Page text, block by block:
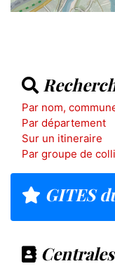
Par nom,
Par département
Sur un itineraire
Par groupe de
GITES